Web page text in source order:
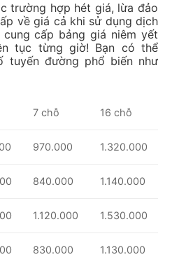
trường hợp hét giá, lừa đảo
về giá cả khi sử dụng dịch
cấp bảng giá niêm yết
tục từng giờ! Bạn có thể
tuyến đường phổ biến như
7 chỗ 16 chỗ
970.000 1.320.000
840.000 1.140.000
1.120.000 1.530.000
830.000 1.130.000